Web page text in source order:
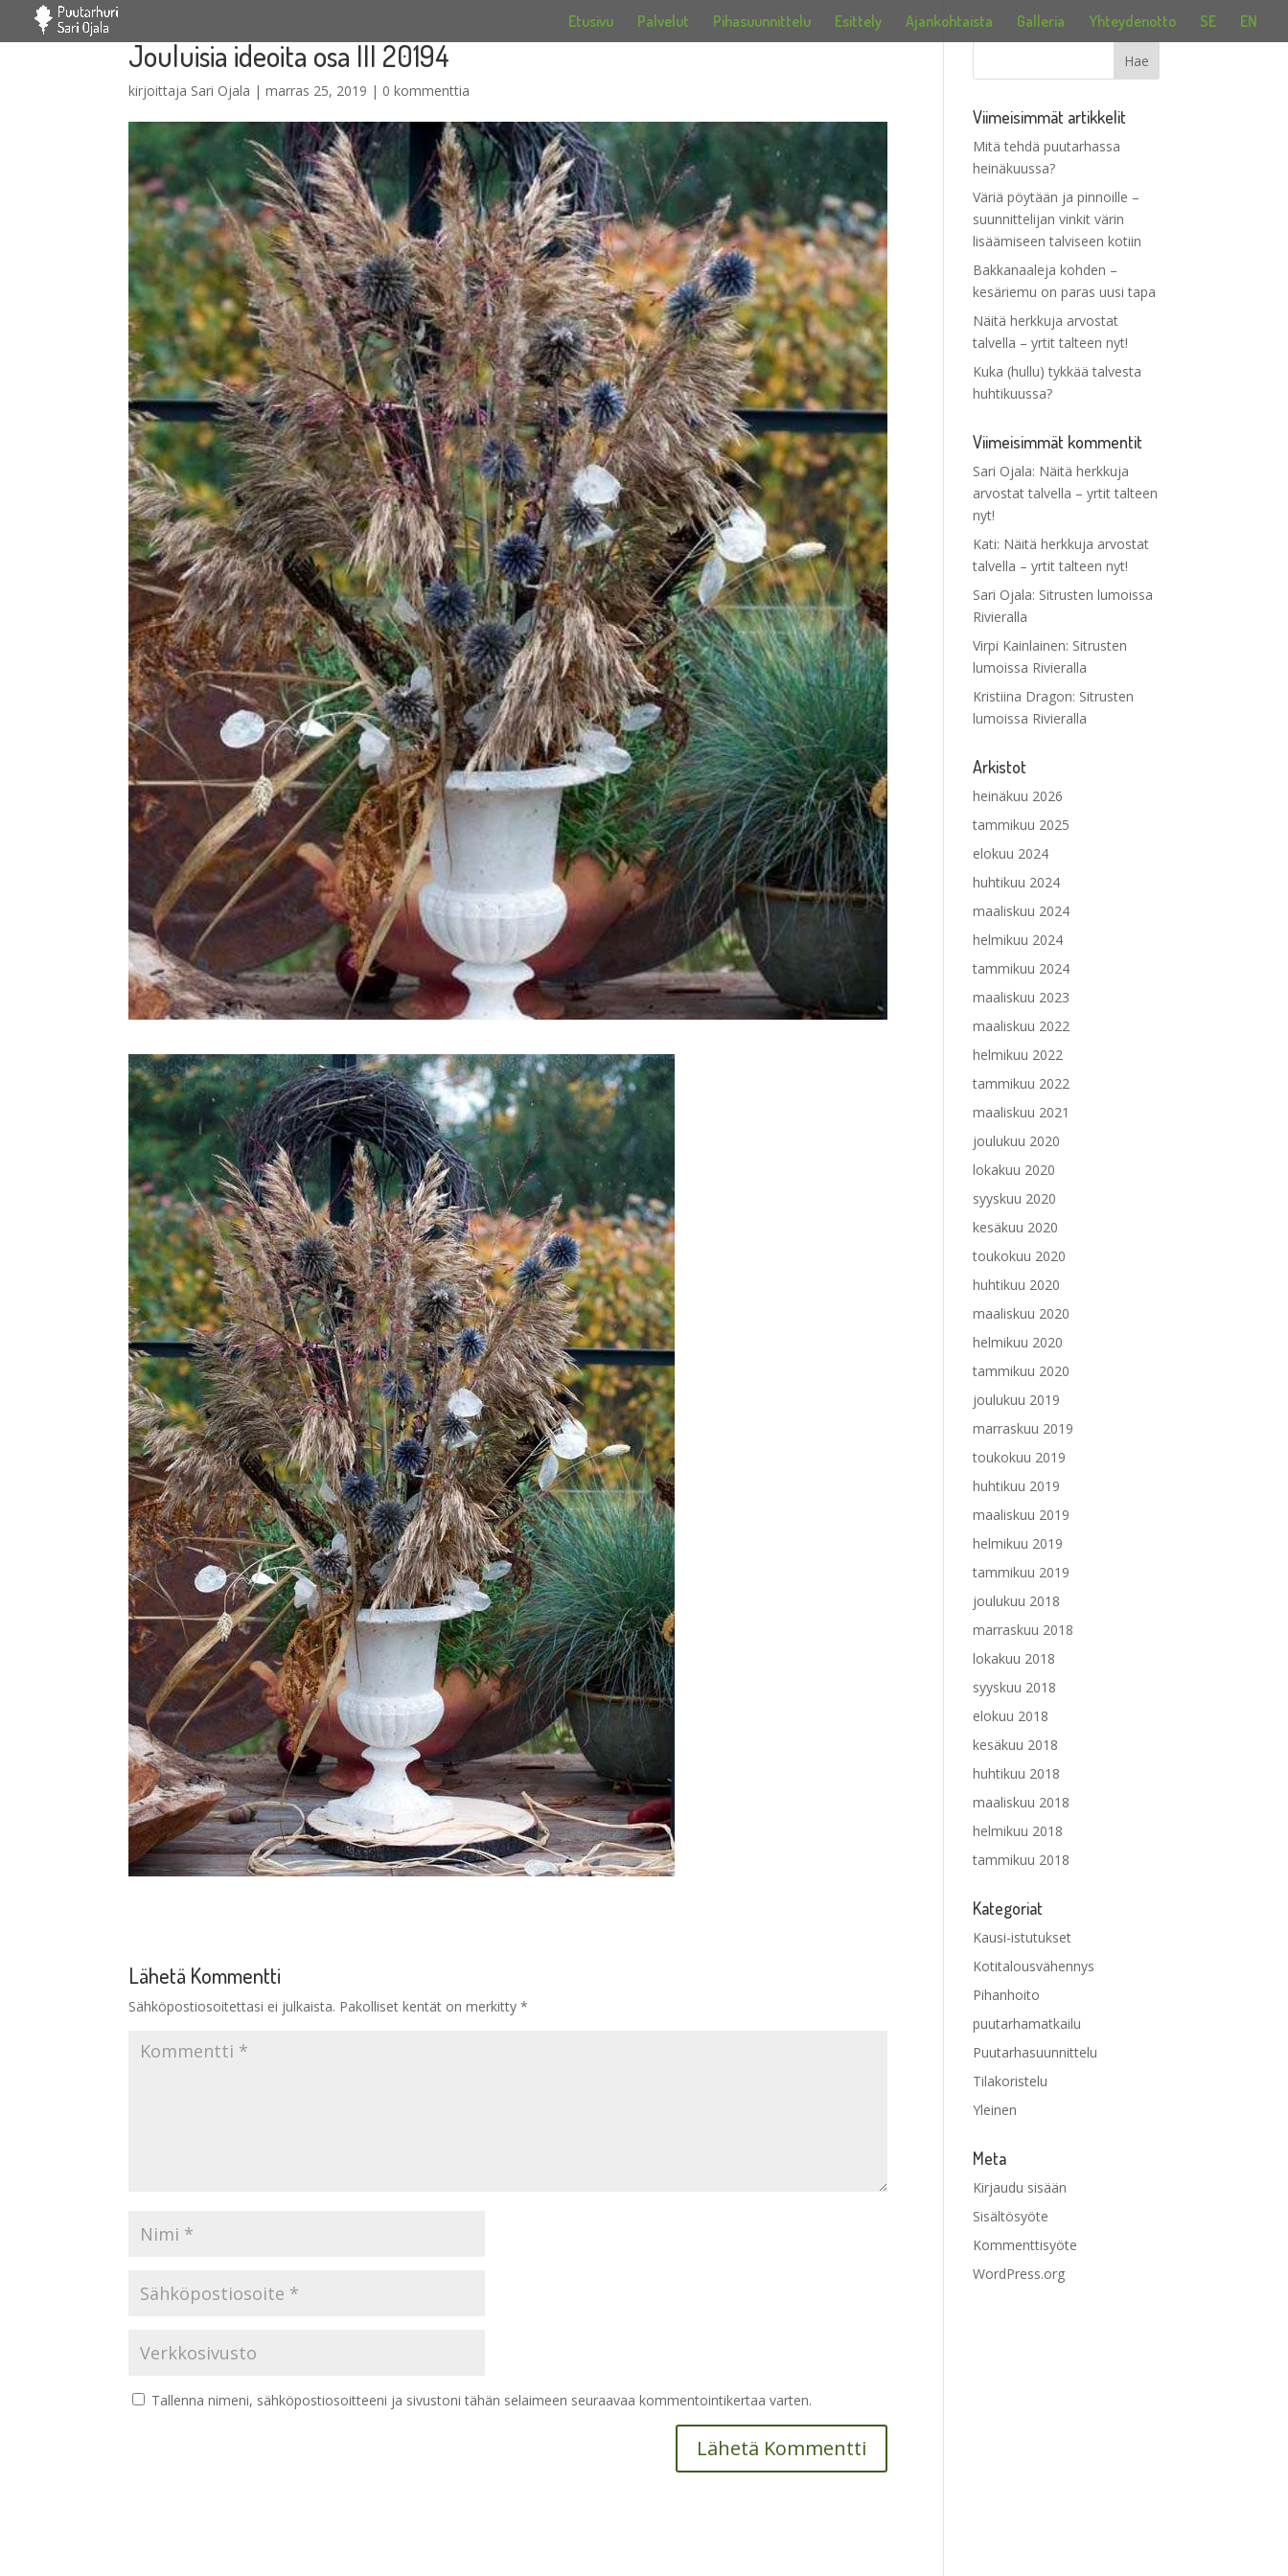
Etusivu Palvelut Pihasuunnittelu Esittely Ajankohtaista Galleria Yhteydenotto SE EN
Jouluisia ideoita osa III 20194
kirjoittaja Sari Ojala |marras 25, 2019 | 0 kommenttia
Lähetä Kommentti
Sähköpostiosoitettasi ei julkaista. Pakolliset kentät on merkitty*
Tallenna nimeni, sähköpostiosoitteeni ja sivustoni tähän selaimeen seuraavaa kommentointikertaa varten.
Viimeisimmät artikkelit
Mitä tehdä puutarhassa
heinäkuussa?
Väriä pöytään ja pinnoille –
suunnittelijan vinkit värin
lisäämiseen talviseen kotiin
Bakkanaaleja kohden –
kesäriemu on paras uusi tapa
Näitä herkkuja arvostat
talvella – yrtit talteen nyt!
Kuka (hullu) tykkää talvesta
huhtikuussa?
Viimeisimmät kommentit
Sari Ojala: Näitä herkkuja
arvostat talvella – yrtit talteen
nyt!
Kati: Näitä herkkuja arvostat
talvella – yrtit talteen nyt!
Sari Ojala: Sitrusten lumoissa
Rivieralla
Virpi Kainlainen: Sitrusten
lumoissa Rivieralla
Kristiina Dragon: Sitrusten
lumoissa Rivieralla
Arkistot
heinäkuu 2026
tammikuu 2025
elokuu 2024
huhtikuu 2024
maaliskuu 2024
helmikuu 2024
tammikuu 2024
maaliskuu 2023
maaliskuu 2022
helmikuu 2022
tammikuu 2022
maaliskuu 2021
joulukuu 2020
lokakuu 2020
syyskuu 2020
kesäkuu 2020
toukokuu 2020
huhtikuu 2020
maaliskuu 2020
helmikuu 2020
tammikuu 2020
joulukuu 2019
marraskuu 2019
toukokuu 2019
huhtikuu 2019
maaliskuu 2019
helmikuu 2019
tammikuu 2019
joulukuu 2018
marraskuu 2018
lokakuu 2018
syyskuu 2018
elokuu 2018
kesäkuu 2018
huhtikuu 2018
maaliskuu 2018
helmikuu 2018
tammikuu 2018
Kategoriat
Kausi-istutukset
Kotitalousvähennys
Pihanhoito
puutarhamatkailu
Puutarhasuunnittelu
Tilakoristelu
Yleinen
Meta
Kirjaudu sisään
Sisältösyöte
Kommenttisyöte
WordPress.org